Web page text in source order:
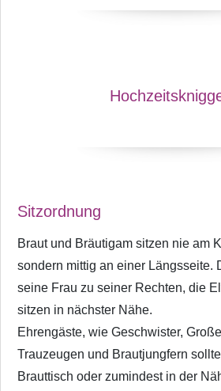
Sitzordnung
Braut und Bräutigam sitzen nie am
sondern mittig an einer Längsseite.
seine Frau zu seiner Rechten, die
sitzen in nächster Nähe.
Ehrengäste, wie Geschwister,
Trauzeugen und Brautjungfern
Brauttisch oder zumindest in der